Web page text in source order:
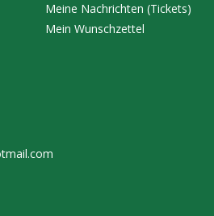
Meine Nachrichten (Tickets)
Mein Wunschzettel